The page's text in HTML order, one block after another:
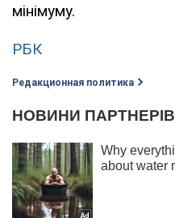
мінімуму.
РБК
Редакционная политика